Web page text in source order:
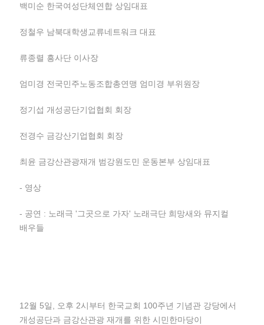
백미순 한국여성단체연합 상임대표
정철우 남북대학생교류네트워크 대표
류종렬 흥사단 이사장
엄미경 전국민주노동조합총연맹 엄미경 부위원장
정기섭 개성공단기업협회 회장
전경수 금강산기업협회 회장
최윤 금강산관광재개 범강원도민 운동본부 상임대표
- 영상
- 공연 : 노래극 '그곳으로 가자' 노래극단 희망새와 뮤지컬
배우들
12월 5일, 오후 2시부터 한국교회 100주년 기념관 강당에서
개성공단과 금강산관광 재개를 위한 시민한마당이